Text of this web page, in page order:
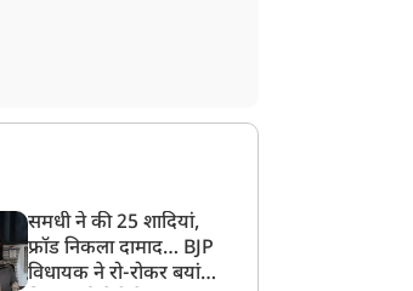
समधी ने की 25 शादियां,
फ्रॉड निकला दामाद… BJP
विधायक ने रो-रोकर बयां